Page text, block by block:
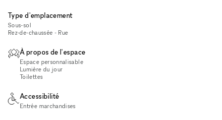
Type d'emplacement
Sous-sol
Rez-de-chaussée - Rue
À propos de l'espace
Espace personnalisable
Lumière du jour
Toilettes
Accessibilité
Entrée marchandises